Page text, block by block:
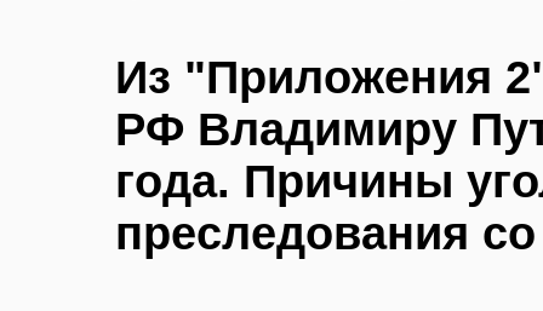
Из "Приложения
РФ Владимиру
года. Причины
преследования